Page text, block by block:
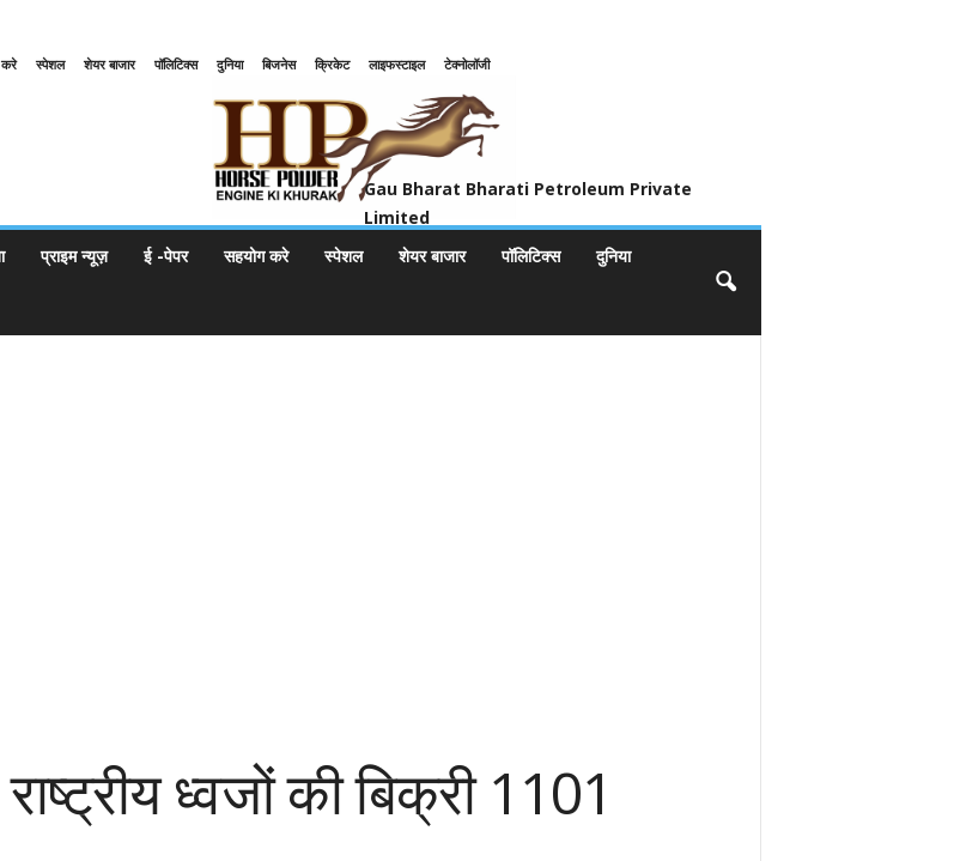
करे स्पेशल शेयर बाजार पॉलिटिक्स दुनिया बिजनेस क्रिकेट लाइफस्टाइल
टेक्नोलॉजी
Gau Bharat Bharati Petroleum Private
Limited
प्राइम न्यूज़ ई -पेपर सहयोग करे स्पेशल शेयर बाजार पॉलिटिक्स दुनिया
ध्वजों की बिक्री 1101